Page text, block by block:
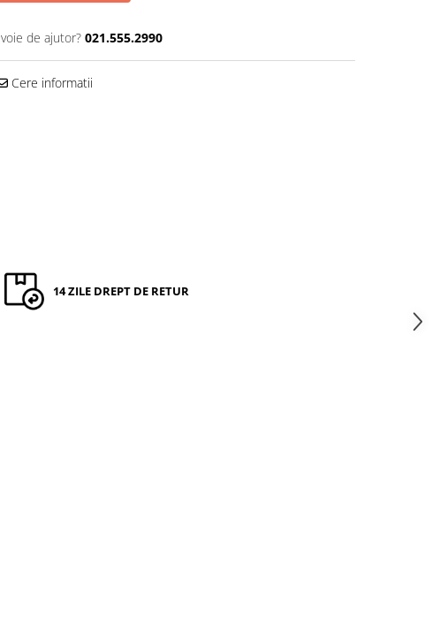
de ajutor? 021.555.2990
Cere informatii
14 ZILE DREPT DE RETUR